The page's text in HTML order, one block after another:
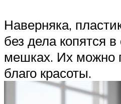
Наверняка,
без дела копятся
мешках. Их можно
благо красоты.